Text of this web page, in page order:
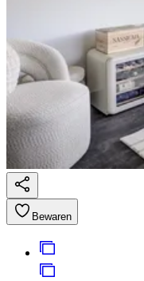
Bewaren